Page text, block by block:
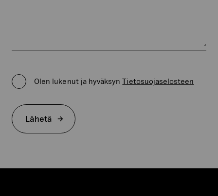
Policy
*
Olen lukenut ja hyväksynTietosuojaselosteen
Lähetä